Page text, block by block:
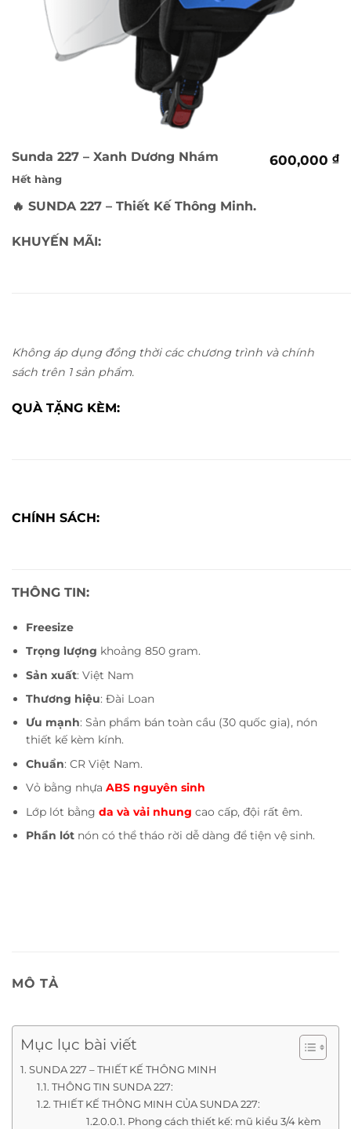
Sunda 227 – Xanh Dương Nhám 600,000 ₫
Hết hàng
🔥 SUNDA 227 – Thiết Kế Thông Minh.
KHUYẾN MÃI:
Không áp dụng đồng thời các chương trình và chính
sách trên 1 sản phẩm.
QUÀ TẶNG KÈM:
CHÍNH SÁCH:
THÔNG TIN:
Freesize
Trọng lượng khoảng 850 gram.
Sản xuất: Việt Nam
Thương hiệu: Đài Loan
Ưu mạnh: Sản phẩm bán toàn cầu (30 quốc gia), nón
thiết kế kèm kính.
Chuẩn: CR Việt Nam.
Vỏ bằng nhựaABS nguyên sinh
Lớp lót bằngda và vải nhung cao cấp, đội rất êm.
Phần lót nón có thể tháo rời dễ dàng để tiện vệ sinh.
MÔ TẢ
Mục lục bài viết
SUNDA 227 – THIẾT KẾ THÔNG MINH
THÔNG TIN SUNDA 227:
THIẾT KẾ THÔNG MINH CỦA SUNDA 227:
Phong cách thiết kế: mũ kiểu 3/4 kèm